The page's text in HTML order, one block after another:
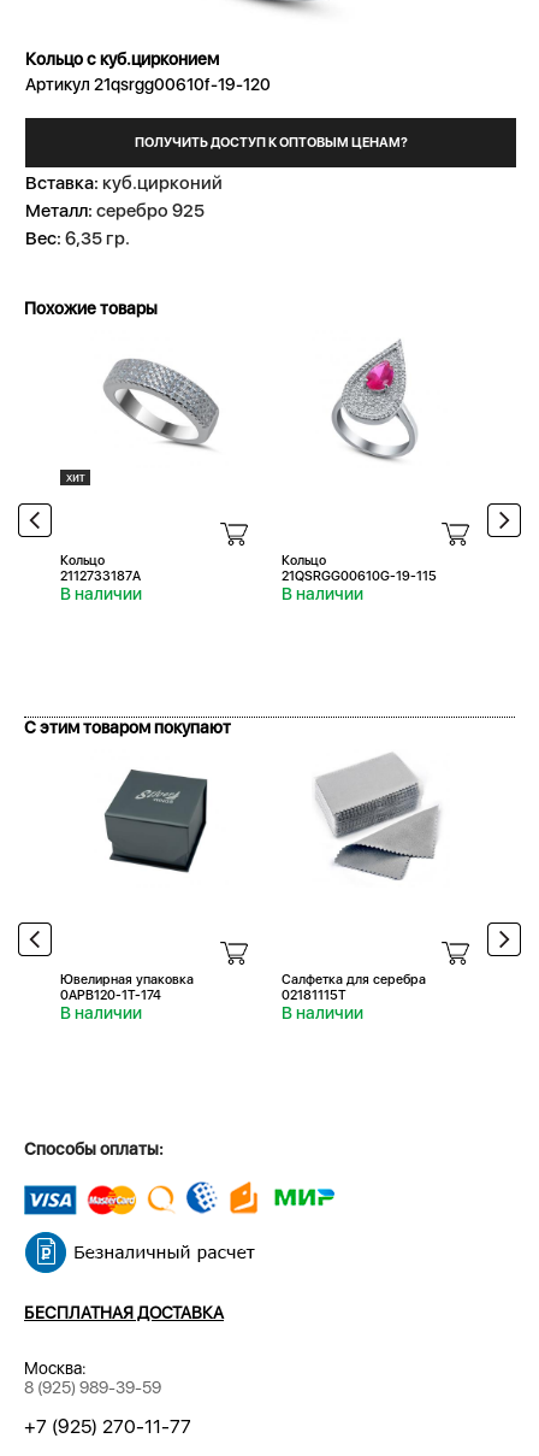
Кольцо с куб.цирконием
Артикул 21qsrgg00610f-19-120
ПОЛУЧИТЬ ДОСТУП К ОПТОВЫМ ЦЕНАМ?
Вставка: куб.цирконий
Металл: серебро 925
Вес: 6,35 гр.
Похожие товары
Кольцо
2112733187A
В наличии
Кольцо
21QSRGG00610G-19-115
В наличии
С этим товаром покупают
Ювелирная упаковка
0APB120-1T-174
В наличии
Салфетка для серебра
02181115T
В наличии
Способы оплаты:
БЕСПЛАТНАЯ ДОСТАВКА
Москва:
8 (925) 989-39-59
+7 (925) 270-11-77